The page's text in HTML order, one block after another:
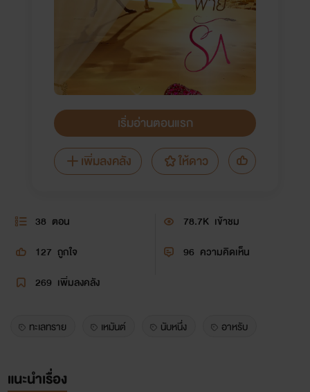
เริ่มอ่านตอนแรก
เพิ่มลงคลัง
ให้ดาว
38 ตอน 78.7K เข้าชม
127 ถูกใจ 96 ความคิดเห็น
269 เพิ่มลงคลัง
ทะเลทราย เหมันต์ นับหนึ่ง อาหรับ
แนะนำเรื่อง